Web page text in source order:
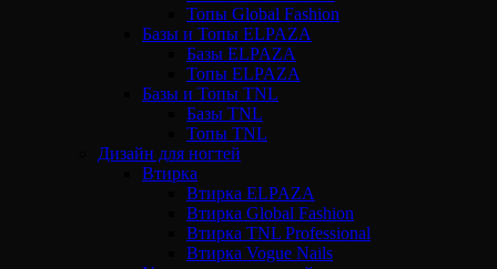
Топы Global Fashion
Базы и Топы ELPAZA
Базы ELPAZA
Топы ELPAZA
Базы и Топы TNL
Базы TNL
Топы TNL
Дизайн для ногтей
Втирка
Втирка ELPAZA
Втирка Global Fashion
Втирка TNL Professional
Втирка Vogue Nails